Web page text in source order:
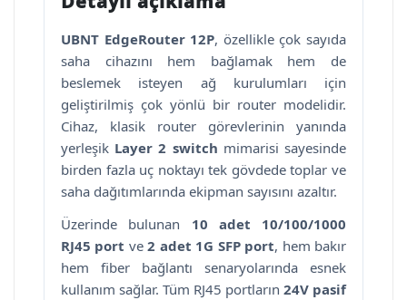
UBNT EdgeRouter 12P, özellikle çok sayıda
saha cihazını hem bağlamak hem de
beslemek isteyen ağ kurulumları için
geliştirilmiş çok yönlü bir router modelidir.
Cihaz, klasik router görevlerinin yanında
yerleşik Layer 2 switch mimarisi sayesinde
birden fazla uç noktayı tek gövdede toplar ve
saha dağıtımlarında ekipman sayısını azaltır.
Üzerinde bulunan 10 adet 10/100/1000
RJ45 port ve2 adet 1G SFP port, hem bakır
hem fiber bağlantı senaryolarında esnek
kullanım sağlar. Tüm RJ45 portların 24V pasif